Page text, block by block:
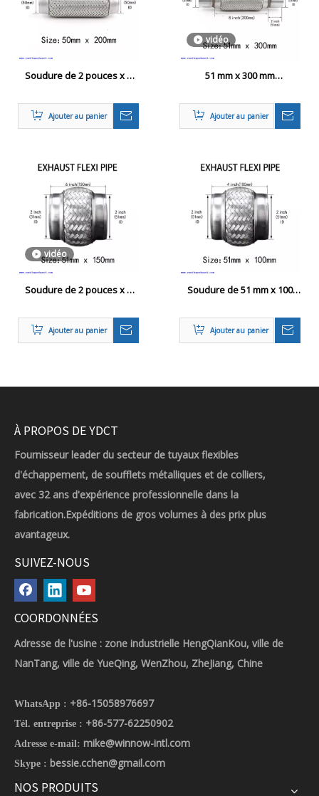
Soudure de 2 pouces x 8
flexi pipe de tuy
Ajouter au panier
vidéo
51 mm x 300 mm
Réparation du joint flexi
tube de tube flexion
Ajouter au panier
vidéo
Soudure de 2 pouces x 6
flexi pipe flexion Joix de la
joint flexible
Ajouter au panier
Soudure de 51 mm x 100
d'échappement Réparation
du tube flexible du tuyau
flexible
Ajouter au panier
À PROPOS DE YDCT
Fournisseur leader du secteur de tuyaux flexibles
d'échappement, de soufflets métalliques et de colliers,
avec 32 ans d'expérience professionnelle dans la
fabrication.Expéditions de gros volumes à des prix plus
avantageux.
SUIVEZ-NOUS
COORDONNÉES
Adresse de l'usine : zone industrielle HengQianKou, ville de
NanTang, ville de YueQing, WenZhou, ZheJiang, Chine
WhatsApp : +86-15058976697
Tél. entreprise : +86-577-62250902
Adresse e-mail: mike@winnow-intl.com
Skype : bessie.cchen@gmail.com
NOS PRODUITS